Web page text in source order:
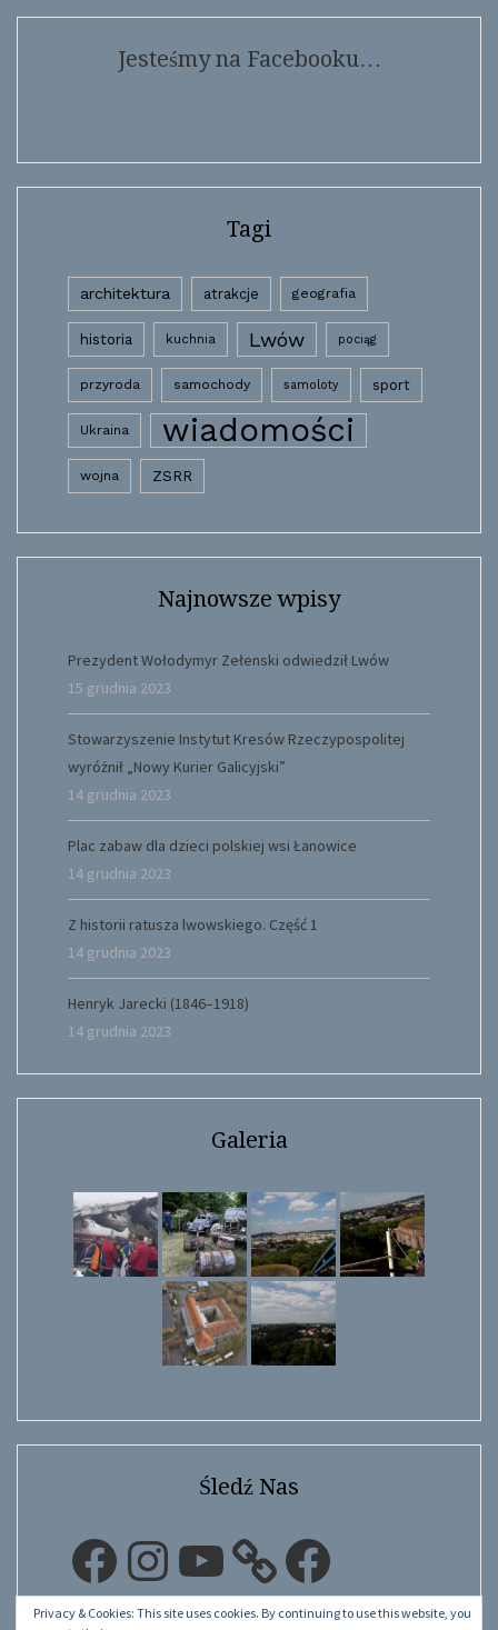
Jesteśmy na Facebooku…
Tagi
architektura atrakcje geografia
historia kuchnia Lwów pociąg
przyroda samochody samoloty sport
Ukraina wiadomości
wojna ZSRR
Najnowsze wpisy
Prezydent Wołodymyr Zełenski odwiedził Lwów
15 grudnia 2023
Stowarzyszenie Instytut Kresów Rzeczypospolitej
wyróżnił „Nowy Kurier Galicyjski”
14 grudnia 2023
Plac zabaw dla dzieci polskiej wsi Łanowice
14 grudnia 2023
Z historii ratusza lwowskiego. Część 1
14 grudnia 2023
Henryk Jarecki (1846–1918)
14 grudnia 2023
Galeria
Śledź Nas
FacebookInstagramYouTube Facebook
Privacy & Cookies: This site uses cookies. By continuing to use this website, you